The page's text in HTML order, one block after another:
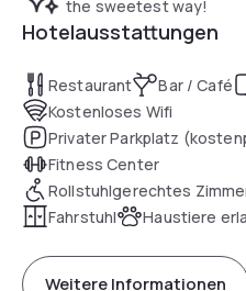
a woodland backdrop,
opportunities for weddings
Keep up your fitness routine
simply relax on the terrace of
and take in the garden view.
perfect spot to unwind with
TV.
the sweetest way!
Hotelausstattungen
Restaurant Bar / Café
Kostenloses Wifi
Privater Parkplatz
Fitness Center
Rollstuhlgerechtes
Fahrstuhl
Haustiere
Weitere Informationen